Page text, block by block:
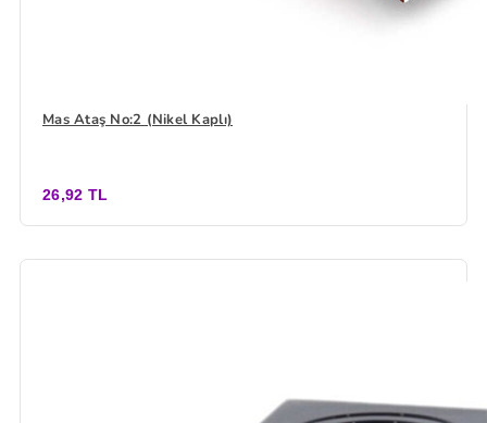
Mas Ataş No:2 (Nikel Kaplı)
26,92 TL